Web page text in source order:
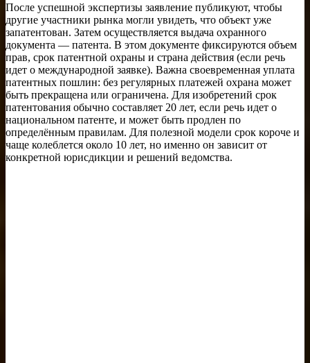
После успешной экспертизы заявление публикуют, чтобы
другие участники рынка могли увидеть, что объект уже
запатентован. Затем осуществляется выдача охранного
документа — патента. В этом документе фиксируются объем
прав, срок патентной охраны и страна действия (если речь
идет о международной заявке). Важна своевременная уплата
патентных пошлин: без регулярных платежей охрана может
быть прекращена или ограничена. Для изобретений срок
патентования обычно составляет 20 лет, если речь идет о
национальном патенте, и может быть продлен по
определённым правилам. Для полезной модели срок короче и
чаще колеблется около 10 лет, но именно он зависит от
конкретной юрисдикции и решений ведомства.